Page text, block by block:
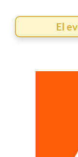
El